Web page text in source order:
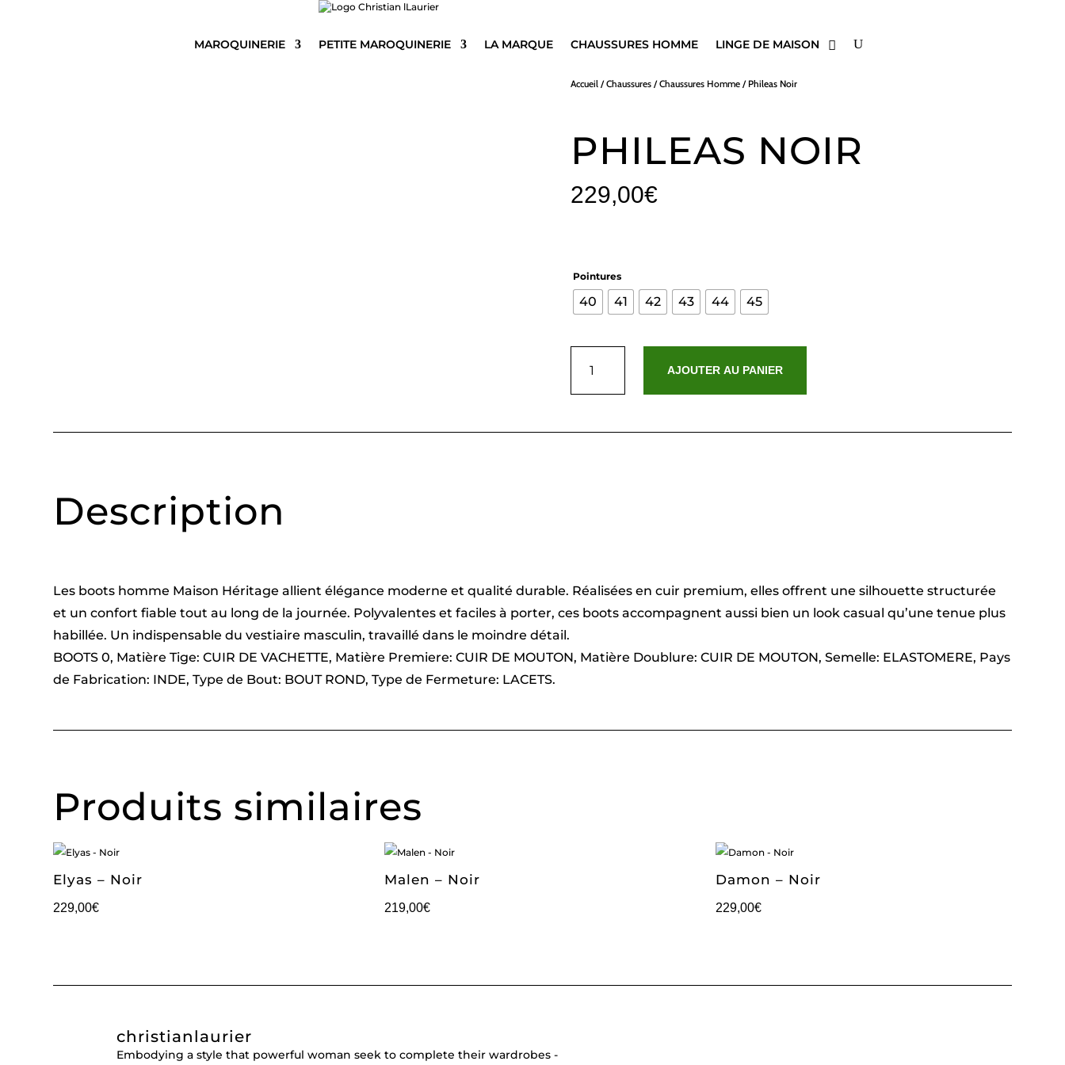
MAROQUINERIE PETITE MAROQUINERIE LA MARQUE CHAUSSURES HOMME LINGE DE MAISON
Accueil /Chaussures /Chaussures Homme / Phileas Noir
PHILEAS NOIR
229,00€
Pointures
40 41 42 43 44 45
Noir
AJOUTER AU PANIER
Description
Les boots homme Maison Héritage allient élégance moderne et qualité durable. Réalisées en cuir premium, elles offrent une silhouette structurée
et un confort fiable tout au long de la journée. Polyvalentes et faciles à porter, ces boots accompagnent aussi bien un look casual qu’une tenue plus
habillée. Un indispensable du vestiaire masculin, travaillé dans le moindre détail.
BOOTS 0, Matière Tige: CUIR DE VACHETTE, Matière Premiere: CUIR DE MOUTON, Matière Doublure: CUIR DE MOUTON, Semelle: ELASTOMERE, Pays
de Fabrication: INDE, Type de Bout: BOUT ROND, Type de Fermeture: LACETS.
Produits similaires
Elyas – Noir
229,00€
Malen – Noir
219,00€
Damon – Noir
229,00€
christianlaurier
Embodying a style that powerful woman seek to complete their wardrobes -